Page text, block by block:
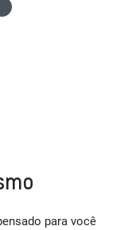
para você